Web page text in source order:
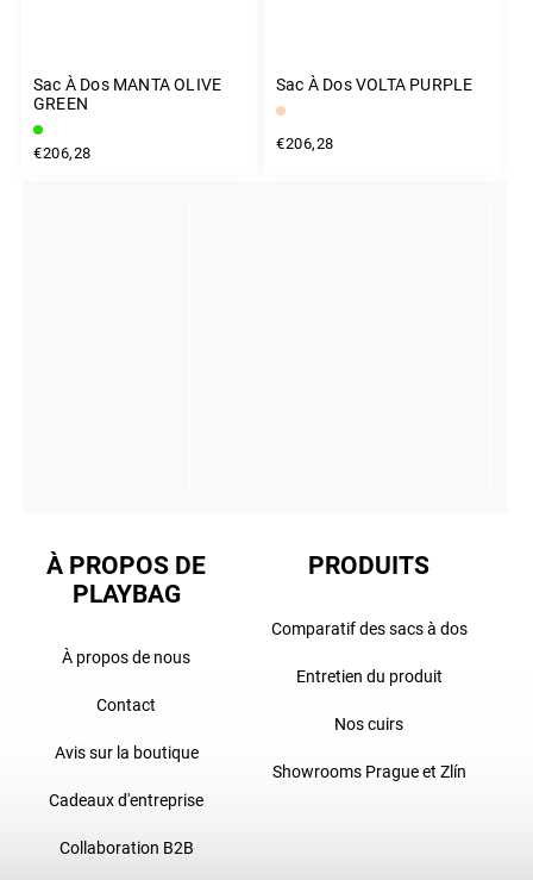
Sac À Dos MANTA OLIVE
GREEN
€206,28
Sac À Dos VOLTA PURPLE
€206,28
INSTAGRAM
À PROPOS DE
PLAYBAG
À propos de nous
Contact
Avis sur la boutique
Cadeaux d'entreprise
Collaboration B2B
PRODUITS
Comparatif des sacs à dos
Entretien du produit
Nos cuirs
Showrooms Prague et Zlín